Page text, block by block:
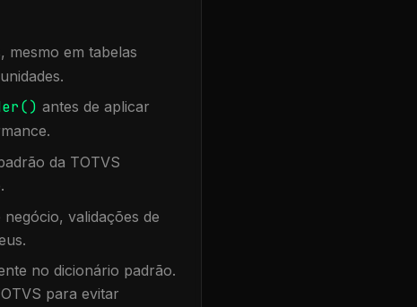
mesmo em tabelas
antes de aplicar
da TOTVS
validações de
no dicionário padrão.
para evitar